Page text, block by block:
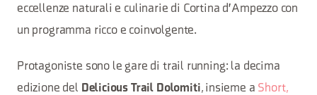
eccellenze naturali e culinarie di Cortina d'Ampezzo con
un programma ricco e coinvolgente.
Protagoniste sono le gare di trail running: la decima
edizione del Delicious Trail Dolomiti, insieme a Short,